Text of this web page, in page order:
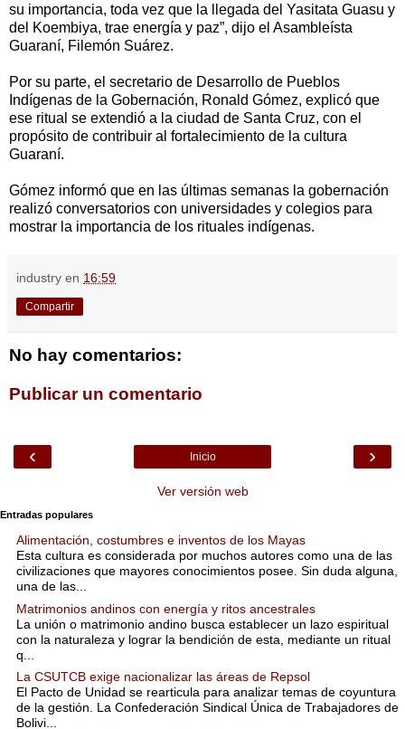
su importancia, toda vez que la llegada del Yasitata Guasu y
del Koembiya, trae energía y paz”, dijo el Asambleísta
Guaraní, Filemón Suárez.
Por su parte, el secretario de Desarrollo de Pueblos
Indígenas de la Gobernación, Ronald Gómez, explicó que
ese ritual se extendió a la ciudad de Santa Cruz, con el
propósito de contribuir al fortalecimiento de la cultura
Guaraní.
Gómez informó que en las últimas semanas la gobernación
realizó conversatorios con universidades y colegios para
mostrar la importancia de los rituales indígenas.
industry en 16:59
Compartir
No hay comentarios:
Publicar un comentario
‹ ›
Inicio
Ver versión web
Entradas populares
Alimentación, costumbres e inventos de los Mayas
Esta cultura es considerada por muchos autores como una de las
civilizaciones que mayores conocimientos posee. Sin duda alguna,
una de las...
Matrimonios andinos con energía y ritos ancestrales
La unión o matrimonio andino busca establecer un lazo espiritual
con la naturaleza y lograr la bendición de esta, mediante un ritual
q...
La CSUTCB exige nacionalizar las áreas de Repsol
El Pacto de Unidad se rearticula para analizar temas de coyuntura
de la gestión. La Confederación Sindical Única de Trabajadores de
Bolivi...